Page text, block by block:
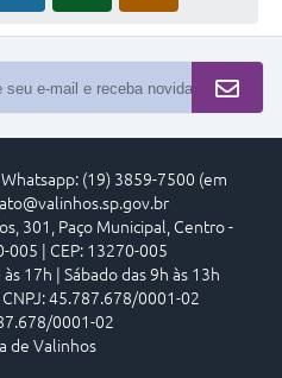
(19) 3859-7500 (em
301, Paço Municipal, Centro -
005 | CEP: 13270-005
17h | Sábado das 9h às 13h
45.787.678/0001-02
0001-02
de Valinhos